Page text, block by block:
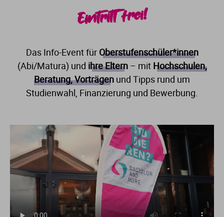
Eintritt frei!
Das Info-Event für Oberstufenschüler*innen
(Abi/Matura) und ihre Eltern– mit Hochschulen,
Beratung, Vorträgen und Tipps rund um
Studienwahl, Finanzierung und Bewerbung.